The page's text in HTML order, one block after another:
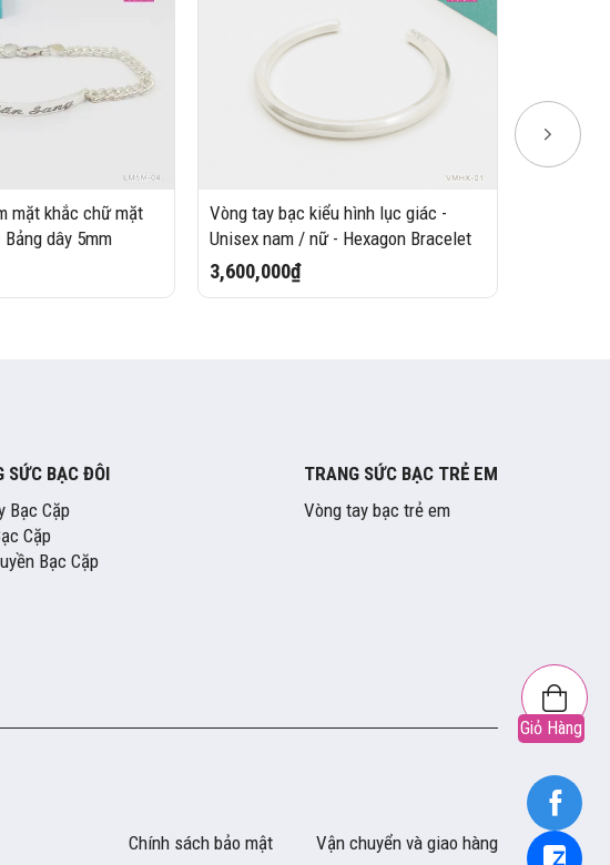
Giỏ Hàng
mặt khắc chữ mặt
dây 5mm
Vòng tay bạc kiểu hình lục giác -
Unisex nam / nữ - Hexagon Bracelet
3,600,000₫
SỨC BẠC ĐÔI
Bạc Cặp
Cặp
Bạc Cặp
TRANG SỨC BẠC TRẺ EM
Vòng tay bạc trẻ em
Chính sách bảo mật
Vận chuyển và giao hàng